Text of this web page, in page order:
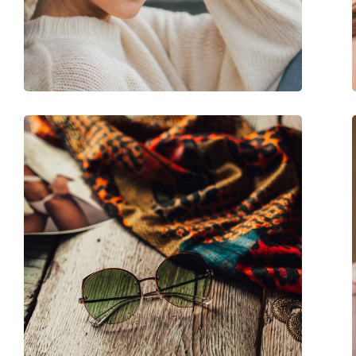
Gewicht:
100 g
Verstellbare Nasenpads:
Nein
Accessories
Etui:
Ja
Weiteres
Sex:
Damen
Kategorie:
Sonnenbrillen
Marke:
Vogue
Verwendung:
Mode
Code:
0VO 5338S 282813